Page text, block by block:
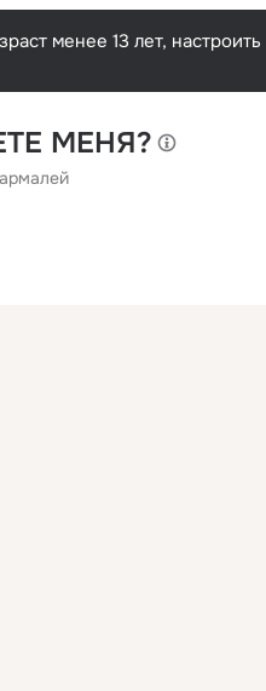
менее 13 лет,
МЕНЯ?